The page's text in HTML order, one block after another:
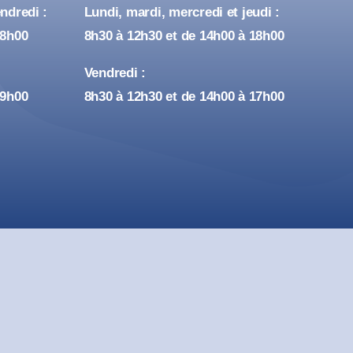
:
Lundi, mardi, mercredi et jeudi :
8h30 à 12h30 et de 14h00 à 18h00
Vendredi :
8h30 à 12h30 et de 14h00 à 17h00